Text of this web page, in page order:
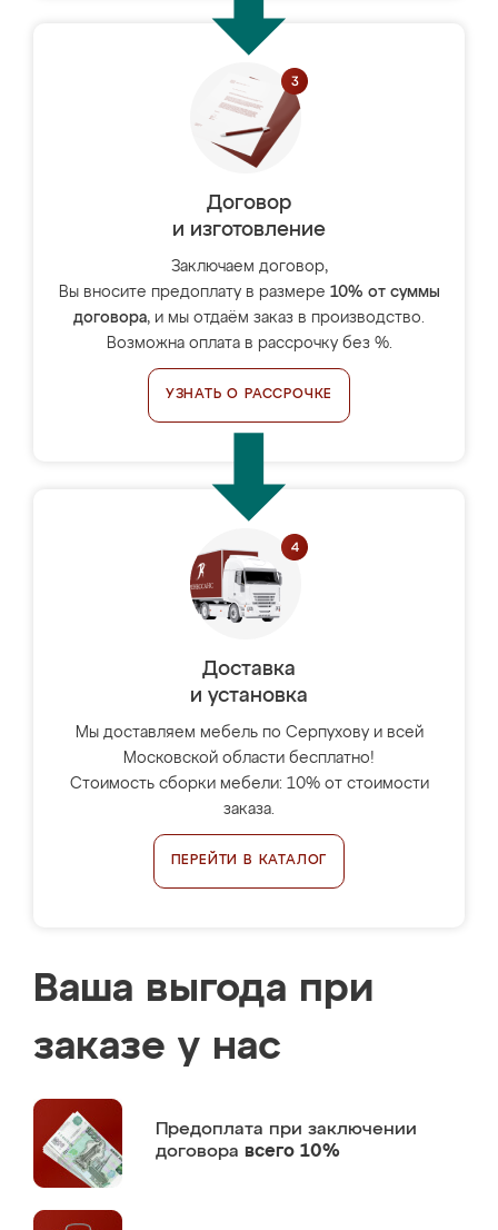
Договор
и изготовление
Заключаем договор,
Вы вносите предоплату в размере 10% от суммы
договора, и мы отдаём заказ в производство.
Возможна оплата в рассрочку без %.
УЗНАТЬ О РАССРОЧКЕ
Доставка
и установка
Мы доставляем мебель по Серпухову и всей
Московской области бесплатно!
Стоимость сборки мебели: 10% от стоимости
заказа.
ПЕРЕЙТИ В КАТАЛОГ
Ваша выгода при
заказе у нас
Предоплата при заключении
договора всего 10%